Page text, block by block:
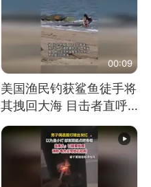
00:09
美国渔民钓获鲨鱼徒手将
其拽回大海 目击者直呼
震惊 （视频来源：参考
消息）